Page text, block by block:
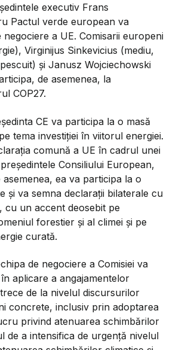
executiv Frans
Pactul verde european va
a UE. Comisarii europeni
Virginijus Sinkevicius (mediu,
şi Janusz Wojciechowski
de asemenea, la
COP27.
CE va participa la o masă
tema investiţiei în viitorul energiei.
comună a UE în cadrul unei
Consiliului European,
ea va participa la o
şi va semna declaraţii bilaterale cu
cu un accent deosebit pe
forestier şi al climei şi pe
curată.
de negociere a Comisiei va
aplicare a angajamentelor
de la nivelul discursurilor
concrete, inclusiv prin adoptarea
privind atenuarea schimbărilor
de a intensifica de urgenţă nivelul